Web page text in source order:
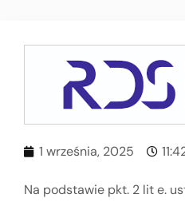
1 września, 2025
Na podstawie pkt. 2 lit e.